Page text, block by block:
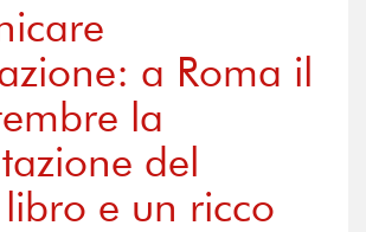
a Roma il
la
del
e un ricco